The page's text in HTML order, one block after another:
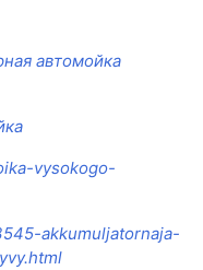
автомойка
vysokogo-
akkumuljatornaja-